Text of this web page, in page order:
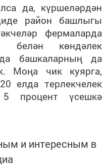
да, күршеләрдән
район башлыгы
фермаларда
көндәлек
башкаларның да
Моңа чик куярга,
елда терлекчелек
процент үсешкә
и интересным в